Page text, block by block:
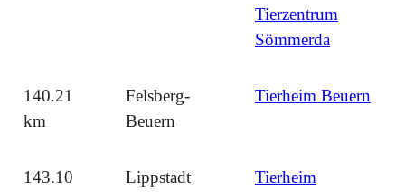
Tierzentrum
Sömmerda
140.21
km
Felsberg-
Beuern
Tierheim Beuern
143.10
Lippstadt
Tierheim